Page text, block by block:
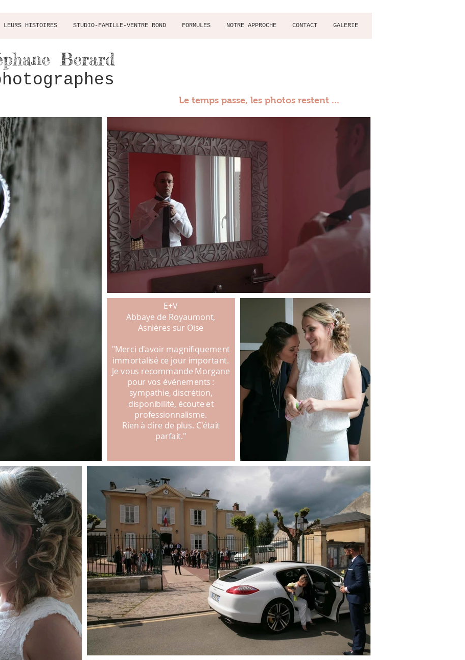
LEURS HISTOIRES STUDIO-FAMILLE-VENTRE ROND FORMULES NOTRE APPROCHE CONTACT GALERIE
Berard
Le temps passe, les photos restent ...
E+V
Abbaye de Royaumont,
Asnières sur Oise
"Merci d'avoir magnifiquement
immortalisé ce jour important.
Je vous recommande Morgane
pour vos événements :
sympathie, discrétion,
disponibilité, écoute et
professionnalisme.
Rien à dire de plus. C'était
parfait."